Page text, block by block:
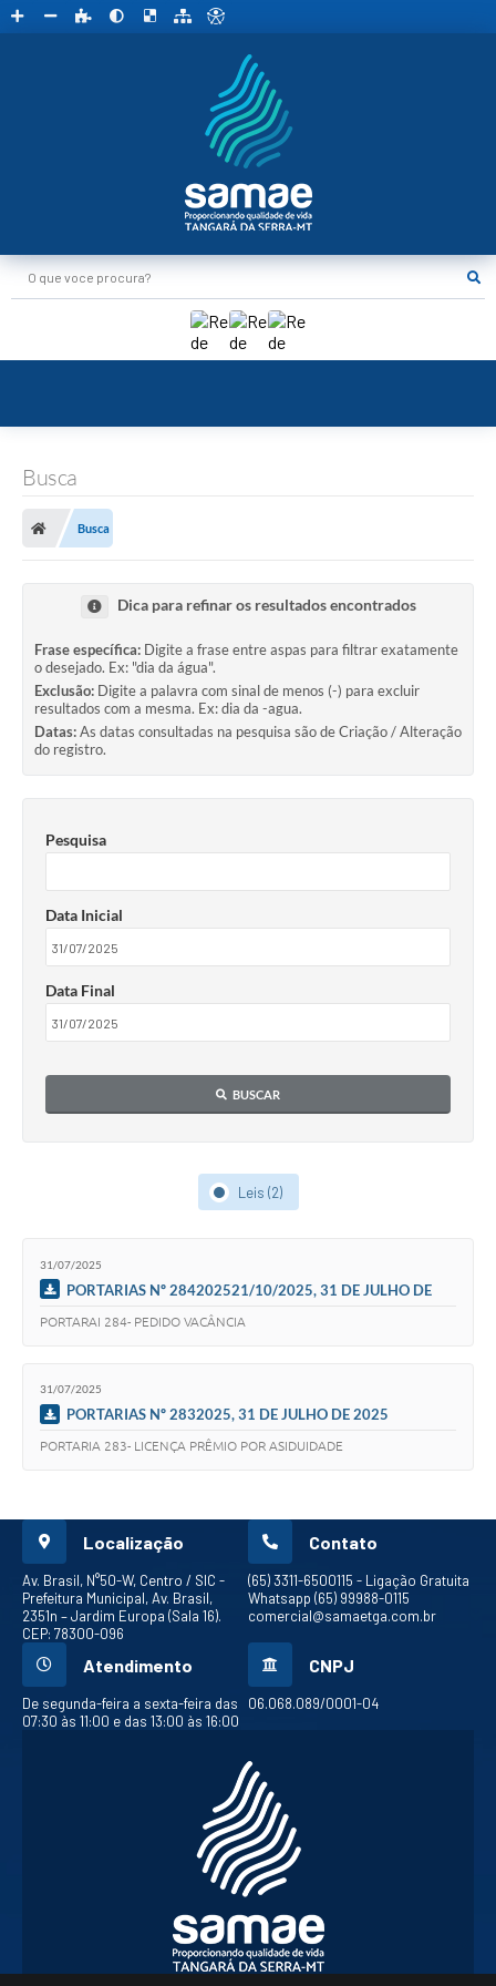
O que voce procura?
Busca
Busca
Dica para refinar os resultados encontrados
Frase específica: Digite a frase entre aspas para filtrar exatamente
o desejado. Ex: "dia da água".
Exclusão: Digite a palavra com sinal de menos (-) para excluir
resultados com a mesma. Ex: dia da -agua.
Datas:As datas consultadas na pesquisa são de Criação / Alteração
do registro.
Pesquisa
Data Inicial
Data Final
BUSCAR
Leis (2)
31/07/2025
PORTARIAS Nº 284202521/10/2025, 31 DE JULHO DE
PORTARAI 284- PEDIDO VACÂNCIA
31/07/2025
PORTARIAS Nº 2832025, 31 DE JULHO DE 2025
PORTARIA 283- LICENÇA PRÊMIO POR ASIDUIDADE
Localização
Av. Brasil, N°50-W, Centro / SIC -
Prefeitura Municipal, Av. Brasil,
2351n – Jardim Europa (Sala 16).
CEP: 78300-096
Contato
(65) 3311-6500115 - Ligação Gratuita
Whatsapp (65) 99988-0115
comercial@samaetga.com.br
Atendimento
De segunda-feira a sexta-feira das
07:30 às 11:00 e das 13:00 às 16:00
CNPJ
06.068.089/0001-04